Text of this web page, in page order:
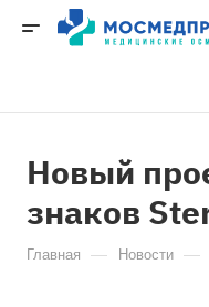
Новый
знаков
Главная — Новости —